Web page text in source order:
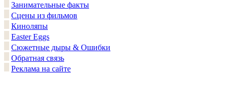
Занимательные факты
Сцены из фильмов
Киноляпы
Easter Eggs
Сюжетные дыры & Ошибки
Обратная связь
Реклама на сайте